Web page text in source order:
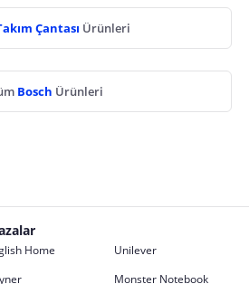
Çantası Ürünleri
Bosch Ürünleri
Home
Unilever
Monster Notebook